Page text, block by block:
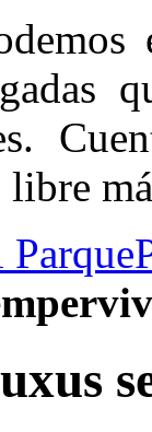
Parque